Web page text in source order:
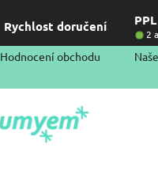
Rychlost doručení PPL
2
Hodnocení obchodu